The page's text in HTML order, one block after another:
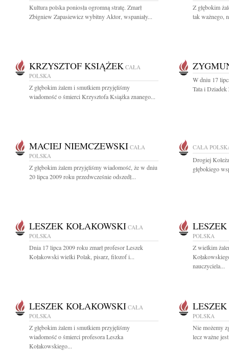
Kultura polska poniosła ogromną stratę. Zmarł
Zbigniew Zapasiewicz wybitny Aktor, wspaniały...
Z głębokim
tak ważnego,
KRZYSZTOF KSIĄŻEK CAŁA
POLSKA
Z głębokim żalem i smutkiem przyjęliśmy
wiadomość o śmierci Krzysztofa Książka znanego...
W dniu 17
Tata i
MACIEJ NIEMCZEWSKI CAŁA
POLSKA
Z głębokim żalem przyjęliśmy wiadomość, że w dniu
20 lipca 2009 roku przedwcześnie odszedł...
CAŁA
Drogiej
głębokiego
LESZEK KOŁAKOWSKI CAŁA
POLSKA
Dnia 17 lipca 2009 roku zmarł profesor Leszek
Kołakowski wielki Polak, pisarz, filozof i...
POLSKA
Z wielkim
nauczyciela...
LESZEK KOŁAKOWSKI CAŁA
POLSKA
Z głębokim żalem i smutkiem przyjęliśmy
wiadomość o śmierci profesora Leszka
Kołakowskiego...
POLSKA
Nie możemy
lecz ważne